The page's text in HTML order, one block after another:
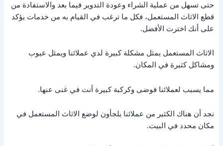
حتى تسهل من عملية الشراء وعودة التدوير فيما بعد والاستفادة من
قطع الاثاث المستعمل، فكل ما ترغب في القيام به من خدمات يؤكد
على أنك اخترت الأفضل.
الاثاث المستعمل يمثل مشكلة كبيرة لدي عملائنا ويمثل عيوب
ومشاكل كثيرة في المكان.
مما يسبب لعملائنا فوضى وكركبة كبيرة أنت في غنى عنها.
نجد أن هناك الكثير من عملائنا يلجأون لوضع الاثاث المستعمل في
مكان محدد في البيت.